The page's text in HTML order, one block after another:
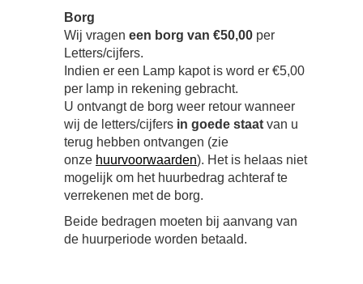
Borg
Wij vragen een borg van €50,00 per
Letters/cijfers.
Indien er een Lamp kapot is word er €5,00
per lamp in rekening gebracht.
U ontvangt de borg weer retour wanneer
wij de letters/cijfers in goede staat van u
terug hebben ontvangen (zie
onze huurvoorwaarden). Het is helaas niet
mogelijk om het huurbedrag achteraf te
verrekenen met de borg.
Beide bedragen moeten bij aanvang van
de huurperiode worden betaald.